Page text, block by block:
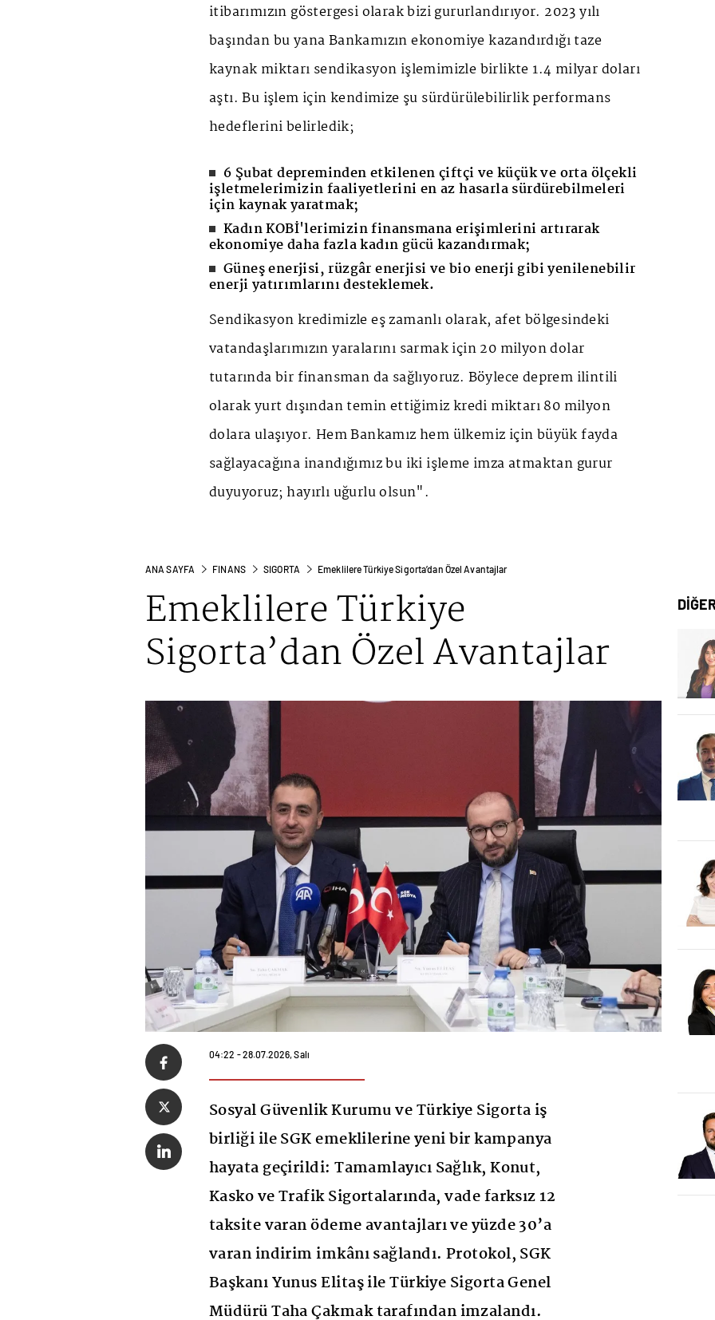
itibarımızın göstergesi olarak bizi gururlandırıyor. 2023 yılı
başından bu yana Bankamızın ekonomiye kazandırdığı taze
kaynak miktarı sendikasyon işlemimizle birlikte 1.4 milyar doları
aştı. Bu işlem için kendimize şu sürdürülebilirlik performans
hedeflerini belirledik;
6 Şubat depreminden etkilenen çiftçi ve küçük ve orta ölçekli
işletmelerimizin faaliyetlerini en az hasarla sürdürebilmeleri
için kaynak yaratmak;
Kadın KOBİ'lerimizin finansmana erişimlerini artırarak
ekonomiye daha fazla kadın gücü kazandırmak;
Güneş enerjisi, rüzgâr enerjisi ve bio enerji gibi yenilenebilir
enerji yatırımlarını desteklemek.
Sendikasyon kredimizle eş zamanlı olarak, afet bölgesindeki
vatandaşlarımızın yaralarını sarmak için 20 milyon dolar
tutarında bir finansman da sağlıyoruz. Böylece deprem ilintili
olarak yurt dışından temin ettiğimiz kredi miktarı 80 milyon
dolara ulaşıyor. Hem Bankamız hem ülkemiz için büyük fayda
sağlayacağına inandığımız bu iki işleme imza atmaktan gurur
duyuyoruz; hayırlı uğurlu olsun".
ANA SAYFA FINANS SIGORTA Emeklilere Türkiye Sigorta’dan Özel Avantajlar
Emeklilere Türkiye
Sigorta’dan Özel Avantajlar
04:22 - 28.07.2026, Salı
Sosyal Güvenlik Kurumu ve Türkiye Sigorta iş
birliği ile SGK emeklilerine yeni bir kampanya
hayata geçirildi: Tamamlayıcı Sağlık, Konut,
Kasko ve Trafik Sigortalarında, vade farksız 12
taksite varan ödeme avantajları ve yüzde 30’a
varan indirim imkânı sağlandı. Protokol, SGK
Başkanı Yunus Elitaş ile Türkiye Sigorta Genel
Müdürü Taha Çakmak tarafından imzalandı.